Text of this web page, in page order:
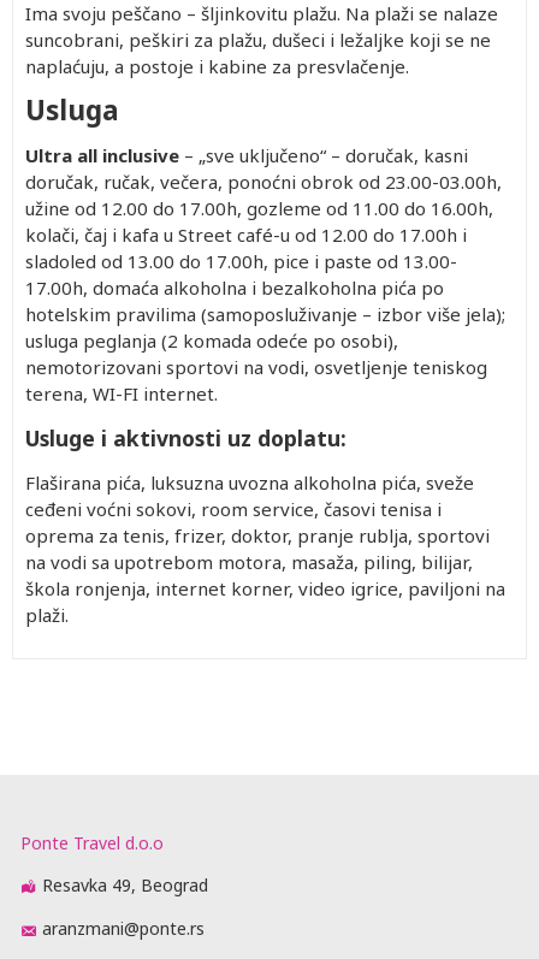
Ima svoju peščano – šljinkovitu plažu. Na plaži se nalaze
suncobrani, peškiri za plažu, dušeci i ležaljke koji se ne
naplaćuju, a postoje i kabine za presvlačenje.
Usluga
Ultra all inclusive – „sve uključeno“ – doručak, kasni
doručak, ručak, večera, ponoćni obrok od 23.00-03.00h,
užine od 12.00 do 17.00h, gozleme od 11.00 do 16.00h,
kolači, čaj i kafa u Street café-u od 12.00 do 17.00h i
sladoled od 13.00 do 17.00h, pice i paste od 13.00-
17.00h, domaća alkoholna i bezalkoholna pića po
hotelskim pravilima (samoposluživanje – izbor više jela);
usluga peglanja (2 komada odeće po osobi),
nemotorizovani sportovi na vodi, osvetljenje teniskog
terena, WI-FI internet.
Usluge i aktivnosti uz doplatu:
Flaširana pića, luksuzna uvozna alkoholna pića, sveže
ceđeni voćni sokovi, room service, časovi tenisa i
oprema za tenis, frizer, doktor, pranje rublja, sportovi
na vodi sa upotrebom motora, masaža, piling, bilijar,
škola ronjenja, internet korner, video igrice, paviljoni na
plaži.
Ponte Travel d.o.o
Resavka 49, Beograd
aranzmani@ponte.rs